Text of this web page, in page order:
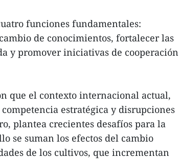
funciones fundamentales:
de conocimientos, fortalecer las
y promover iniciativas de cooperación
que el contexto internacional actual,
estratégica y disrupciones
plantea crecientes desafíos para la
se suman los efectos del cambio
de los cultivos, que incrementan